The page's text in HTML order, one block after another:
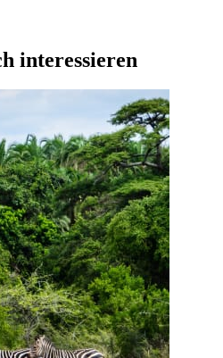
interessieren